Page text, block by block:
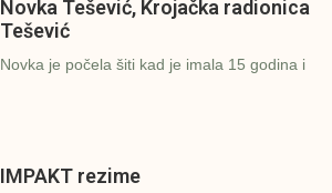
Novka Tešević, Krojačka radionica
Tešević
Novka je počela šiti kad je imala 15 godina i
IMPAKT rezime